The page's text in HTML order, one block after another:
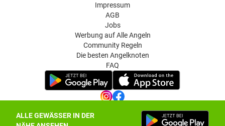
ALLE GEWÄSSER IN DER
Impressum
AGB
Jobs
Werbung auf Alle Angeln
Community Regeln
Die besten Angelknoten
FAQ
Datenschutz-Einstellungen